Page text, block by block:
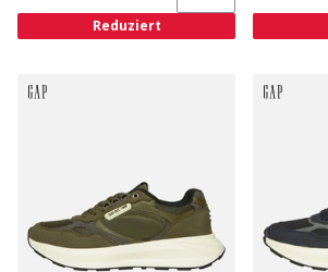
Reduziert